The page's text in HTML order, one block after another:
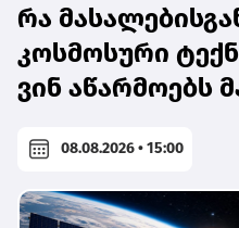
რა
კოსმოსური
ვინ აწარმოებს
08.08.2026 • 15:00